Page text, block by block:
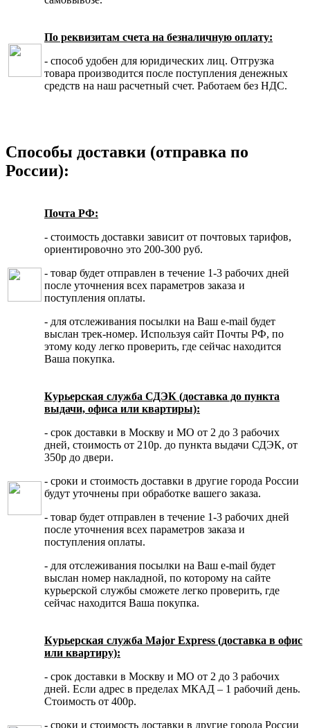
По реквизитам счета на безналичную оплату:
- способ удобен для юридических лиц. Отгрузка
товара производится после поступления денежных
средств на наш расчетный счет. Работаем без НДС.
Способы доставки (отправка по
России):
Почта РФ:
- стоимость доставки зависит от почтовых тарифов,
ориентировочно это 200-300 руб.
- товар будет отправлен в течение 1-3 рабочих дней
после уточнения всех параметров заказа и
поступления оплаты.
- для отслеживания посылки на Ваш e-mail будет
выслан трек-номер. Используя сайт Почты РФ, по
этому коду легко проверить, где сейчас находится
Ваша покупка.
Курьерская служба СДЭК (доставка до пункта
выдачи, офиса или квартиры):
- срок доставки в Москву и МО от 2 до 3 рабочих
дней, стоимость от 210р. до пункта выдачи СДЭК, от
350р до двери.
- сроки и стоимость доставки в другие города России
будут уточнены при обработке вашего заказа.
- товар будет отправлен в течение 1-3 рабочих дней
после уточнения всех параметров заказа и
поступления оплаты.
- для отслеживания посылки на Ваш e-mail будет
выслан номер накладной, по которому на сайте
курьерской службы сможете легко проверить, где
сейчас находится Ваша покупка.
Курьерская служба Major Express (доставка в офис
или квартиру):
- срок доставки в Москву и МО от 2 до 3 рабочих
дней. Если адрес в пределах МКАД – 1 рабочий день.
Стоимость от 400р.
- сроки и стоимость доставки в другие города России